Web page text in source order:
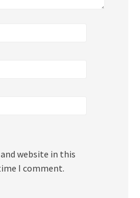
website in this
I comment.